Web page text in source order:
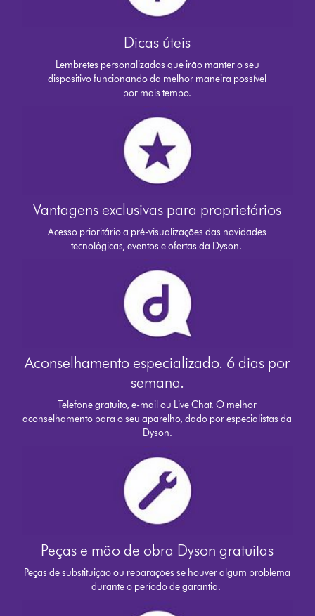
Dicas úteis
Lembretes personalizados que irão manter o seu
dispositivo funcionando da melhor maneira possível
por mais tempo.
Vantagens exclusivas para proprietários
Acesso prioritário a pré-visualizações das novidades
tecnológicas, eventos e ofertas da Dyson.
Aconselhamento especializado. 6 dias por
semana.
Telefone gratuito, e-mail ou Live Chat. O melhor
aconselhamento para o seu aparelho, dado por especialistas da
Dyson.
Peças e mão de obra Dyson gratuitas
Peças de substituição ou reparações se houver algum problema
durante o período de garantia.